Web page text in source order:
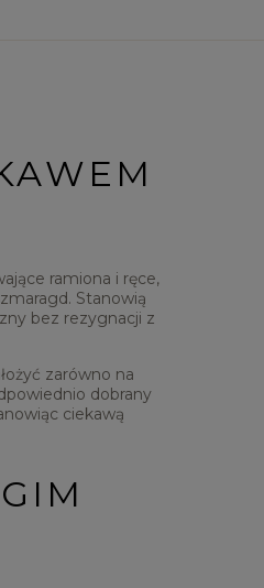
ramiona i ręce,
Stanowią
bez rezygnacji z
zarówno na
dobrany
ciekawą